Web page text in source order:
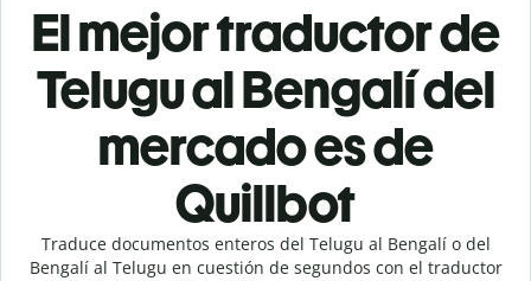
El mejor traductor de
Telugu al Bengalí del
mercado es de
Quillbot
Traduce documentos enteros del Telugu al Bengalí o del
Bengalí al Telugu en cuestión de segundos con el traductor